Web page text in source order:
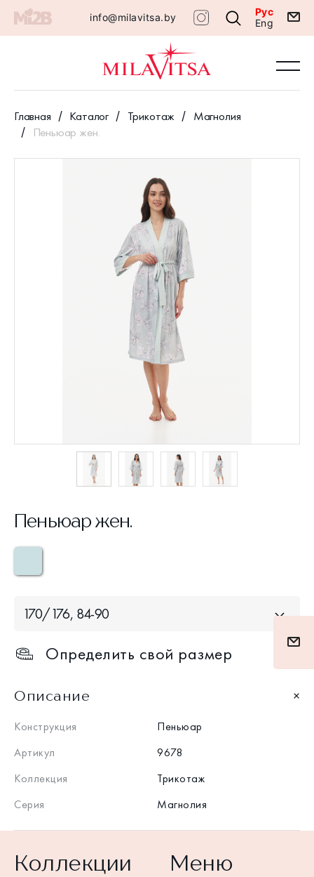
info@milavitsa.by
Рус
Eng
Главная Каталог Трикотаж
Магнолия
Пеньюар жен.
Пеньюар жен.
170/176, 84-90
Определить свой размер
Описание
Конструкция
Пеньюар
Артикул
9678
Коллекция
Трикотаж
Серия
Магнолия
Коллекции Меню